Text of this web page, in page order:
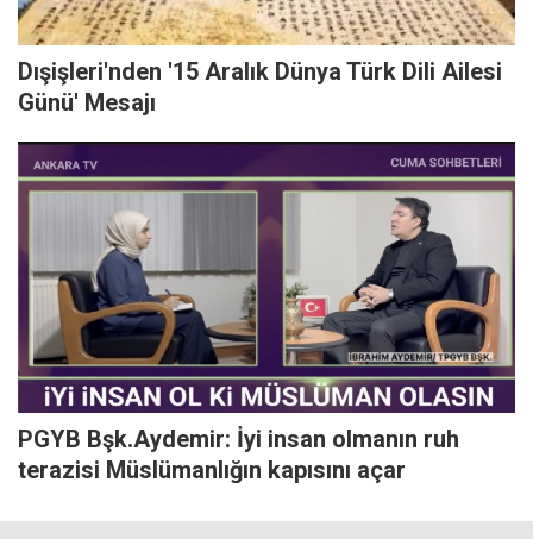
Dışişleri'nden '15 Aralık Dünya Türk Dili Ailesi
Günü' Mesajı
PGYB Bşk.Aydemir: İyi insan olmanın ruh
terazisi Müslümanlığın kapısını açar